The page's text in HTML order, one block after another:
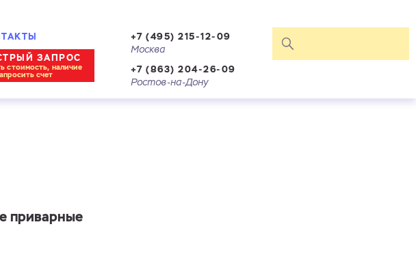
ЗАПРОС
стоимость, наличие
счет
+7 (495) 215-12-09
Москва
+7 (863) 204-26-09
Ростов-на-Дону
приварные